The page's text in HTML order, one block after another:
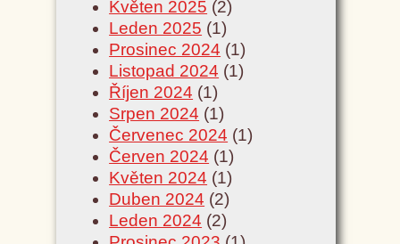
Květen 2025 (2)
Leden 2025 (1)
Prosinec 2024 (1)
Listopad 2024 (1)
Říjen 2024 (1)
Srpen 2024 (1)
Červenec 2024 (1)
Červen 2024 (1)
Květen 2024 (1)
Duben 2024 (2)
Leden 2024 (2)